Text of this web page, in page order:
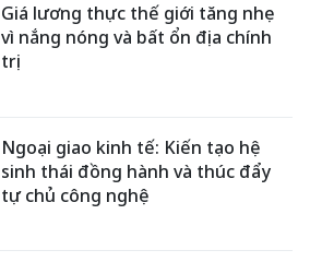
Giá lương thực thế giới tăng nhẹ
vì nắng nóng và bất ổn địa chính
trị
Ngoại giao kinh tế: Kiến tạo hệ
sinh thái đồng hành và thúc đẩy
tự chủ công nghệ